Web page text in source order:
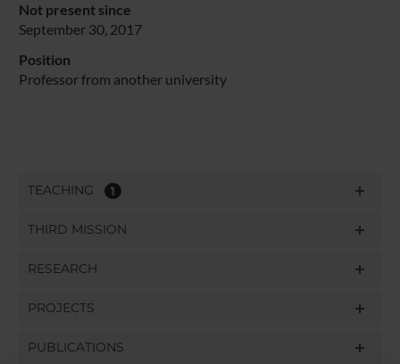
Not present since
September 30, 2017
Position
Professor from another university
TEACHING 1
THIRD MISSION
RESEARCH
PROJECTS
PUBLICATIONS